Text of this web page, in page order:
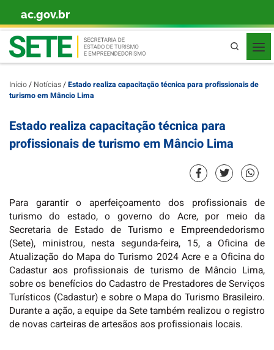
Skip to content
ac.gov.br
Pesquisa
Início/ Notícias/Estado realiza capacitação técnica para profissionais de
turismo em Mâncio Lima
Estado realiza capacitação técnica para
profissionais de turismo em Mâncio Lima
Para garantir o aperfeiçoamento dos profissionais de
turismo do estado, o governo do Acre, por meio da
Secretaria de Estado de Turismo e Empreendedorismo
(Sete), ministrou, nesta segunda-feira, 15, a Oficina de
Atualização do Mapa do Turismo 2024 Acre e a Oficina do
Cadastur aos profissionais de turismo de Mâncio Lima,
sobre os benefícios do Cadastro de Prestadores de Serviços
Turísticos (Cadastur) e sobre o Mapa do Turismo Brasileiro.
Durante a ação, a equipe da Sete também realizou o registro
de novas carteiras de artesãos aos profissionais locais.